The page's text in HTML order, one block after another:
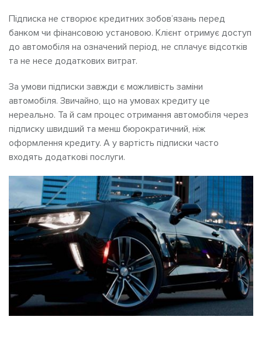
Підписка не створює кредитних зобов’язань перед
банком чи фінансовою установою. Клієнт отримує доступ
до автомобіля на означений період, не сплачує відсотків
та не несе додаткових витрат.
За умови підписки завжди є можливість заміни
автомобіля. Звичайно, що на умовах кредиту це
нереально. Та й сам процес отримання автомобіля через
підписку швидший та менш бюрократичний, ніж
оформлення кредиту. А у вартість підписки часто
входять додаткові послуги.